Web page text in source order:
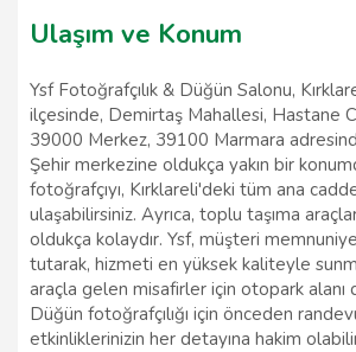
Ulaşım ve Konum
Ysf Fotoğrafçılık & Düğün Salonu,
ilçesinde, Demirtaş Mahallesi, Hastane
39000 Merkez, 39100 Marmara
Şehir merkezine oldukça yakın bir
fotoğrafçıyı, Kırklareli'deki tüm ana
ulaşabilirsiniz. Ayrıca, toplu taşıma
oldukça kolaydır. Ysf, müşteri
tutarak, hizmeti en yüksek kaliteyle
araçla gelen misafirler için otopark alanı
Düğün fotoğrafçılığı için önceden
etkinliklerinizin her detayına hakim